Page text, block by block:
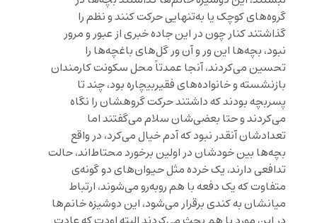
گروه‌های کوچک یا به‌تنهایی حرکت کنند و نظم را
گذاشتند کنار چون در این جاده خبری از عبور و مرور
نبود، بچه‌ها این ور و آن ور گل‌ها‌ی باغچه‌ها را
تحسین می‌کردند، آنجا عمدتاً محل سکونت کارمندان
بازنشسته‌ و خانواده‌های فقیربیچاره بود، چند تا
پسربچه بودند که داشتند حرکت گروهشان را نگاه
می‌کردند و حتا بعضی‌شان سلام می‌گفتند اما
تعدادشان آنقدر نبود که آدم خیال می‌کرد، در واقع
بچه‌ها بین خودشان در اولین برخورد محتاط‌اند، حالت
تدافعی دارند، یک خرده مثل حیوان‌های دو گونه‌ی
متفاوت که یک دفعه با هم روبه‌رو می‌شوند، ارتباط
میانشان به کندی برقرار می‌شود، این دوشیزه خانم‌ها